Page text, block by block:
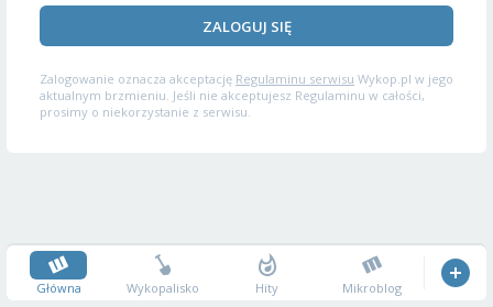
ZALOGUJ SIĘ
Zalogowanie oznacza akceptację Regulaminu serwisu Wykop.pl w jego
aktualnym brzmieniu. Jeśli nie akceptujesz Regulaminu w całości,
prosimy o niekorzystanie z serwisu.
Główna Wykopalisko Hity Mikroblog